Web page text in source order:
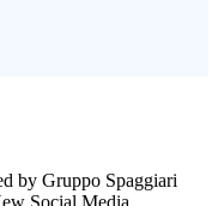
by Gruppo Spaggiari
Social Media